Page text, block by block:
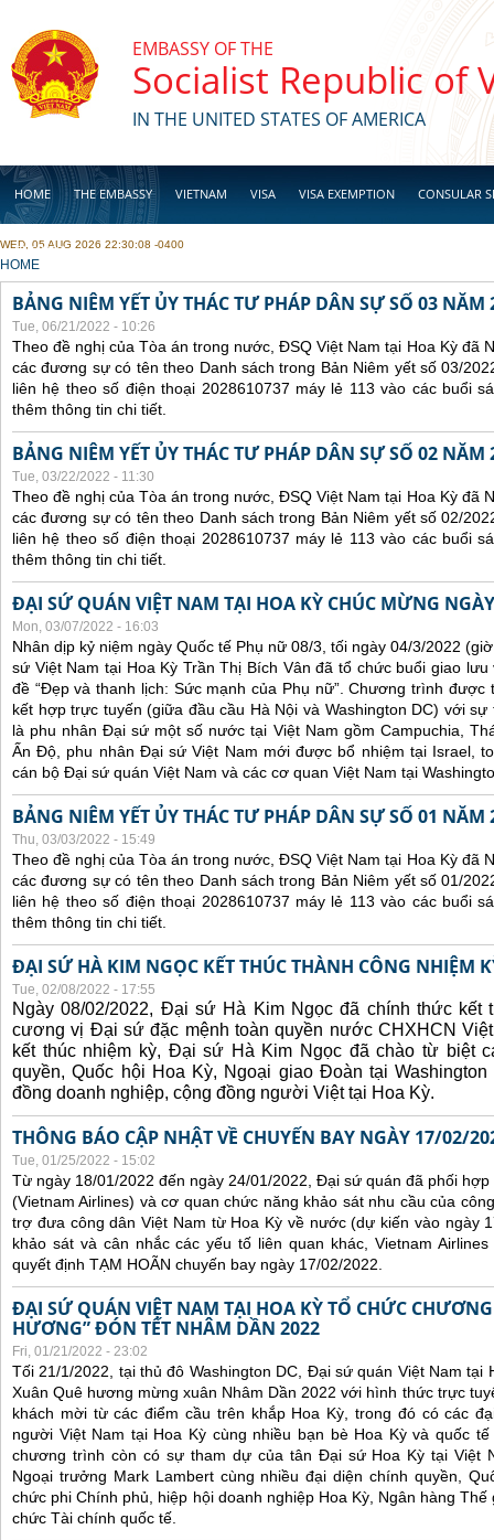
EMBASSY OF THE
Socialist Republic of
IN THE UNITED STATES OF AMERICA
HOME THE EMBASSY VIETNAM VISA VISA EXEMPTION CONSULAR
BUSINESS
WED, 05 AUG 2026 22:30:08 -0400
YOU ARE HERE
HOME
BẢNG NIÊM YẾT ỦY THÁC TƯ PHÁP DÂN SỰ SỐ 03 NĂM
Tue, 06/21/2022 - 10:26
Theo đề nghị của Tòa án trong nước, ĐSQ Việt Nam tại Hoa Kỳ đã
các đương sự có tên theo Danh sách trong Bản Niêm yết số 03/
liên hệ theo số điện thoại 2028610737 máy lẻ 113 vào các buổi
thêm thông tin chi tiết.
BẢNG NIÊM YẾT ỦY THÁC TƯ PHÁP DÂN SỰ SỐ 02 NĂM
Tue, 03/22/2022 - 11:30
Theo đề nghị của Tòa án trong nước, ĐSQ Việt Nam tại Hoa Kỳ đã
các đương sự có tên theo Danh sách trong Bản Niêm yết số 02/
liên hệ theo số điện thoại 2028610737 máy lẻ 113 vào các buổi
thêm thông tin chi tiết.
ĐẠI SỨ QUÁN VIỆT NAM TẠI HOA KỲ CHÚC MỪNG
Mon, 03/07/2022 - 16:03
Nhân dịp kỷ niệm ngày Quốc tế Phụ nữ 08/3, tối ngày 04/3/2022
sứ Việt Nam tại Hoa Kỳ Trần Thị Bích Vân đã tổ chức buổi giao
đề “Đẹp và thanh lịch: Sức mạnh của Phụ nữ”. Chương trình
kết hợp trực tuyến (giữa đầu cầu Hà Nội và Washington DC) với
là phu nhân Đại sứ một số nước tại Việt Nam gồm Campuchia,
Ấn Độ, phu nhân Đại sứ Việt Nam mới được bổ nhiệm tại Israel,
cán bộ Đại sứ quán Việt Nam và các cơ quan Việt Nam tại
BẢNG NIÊM YẾT ỦY THÁC TƯ PHÁP DÂN SỰ SỐ 01 NĂM
Thu, 03/03/2022 - 15:49
Theo đề nghị của Tòa án trong nước, ĐSQ Việt Nam tại Hoa Kỳ đã
các đương sự có tên theo Danh sách trong Bản Niêm yết số 01/
liên hệ theo số điện thoại 2028610737 máy lẻ 113 vào các buổi
thêm thông tin chi tiết.
ĐẠI SỨ HÀ KIM NGỌC KẾT THÚC THÀNH CÔNG NHIỆM
Tue, 02/08/2022 - 17:55
Ngày 08/02/2022, Đại sứ Hà Kim Ngọc đã chính thức kết
cương vị Đại sứ đặc mệnh toàn quyền nước CHXHCN
kết thúc nhiệm kỳ, Đại sứ Hà Kim Ngọc đã chào từ biệt
quyền, Quốc hội Hoa Kỳ, Ngoại giao Đoàn tại
đồng doanh nghiệp, cộng đồng người Việt tại Hoa Kỳ.
THÔNG BÁO CẬP NHẬT VỀ CHUYẾN BAY NGÀY 17/02/
Tue, 01/25/2022 - 15:02
Từ ngày 18/01/2022 đến ngày 24/01/2022, Đại sứ quán đã phối
(Vietnam Airlines) và cơ quan chức năng khảo sát nhu cầu của
trợ đưa công dân Việt Nam từ Hoa Kỳ về nước (dự kiến vào ngày
khảo sát và cân nhắc các yếu tố liên quan khác, Vietnam
quyết định TẠM HOÃN chuyến bay ngày 17/02/2022.
ĐẠI SỨ QUÁN VIỆT NAM TẠI HOA KỲ TỔ CHỨC
HƯƠNG” ĐÓN TẾT NHÂM DẦN 2022
Fri, 01/21/2022 - 23:02
Tối 21/1/2022, tại thủ đô Washington DC, Đại sứ quán Việt Nam
Xuân Quê hương mừng xuân Nhâm Dần 2022 với hình thức trực
khách mời từ các điểm cầu trên khắp Hoa Kỳ, trong đó có các
người Việt Nam tại Hoa Kỳ cùng nhiều bạn bè Hoa Kỳ và quốc
chương trình còn có sự tham dự của tân Đại sứ Hoa Kỳ tại Việt
Ngoại trưởng Mark Lambert cùng nhiều đại diện chính quyền,
chức phi Chính phủ, hiệp hội doanh nghiệp Hoa Kỳ, Ngân hàng
chức Tài chính quốc tế.